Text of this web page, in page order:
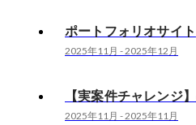
ポートフォリオサイト
2025年11月 -2025年12月
【実案件チャレンジ
2025年11月 -2025年11月